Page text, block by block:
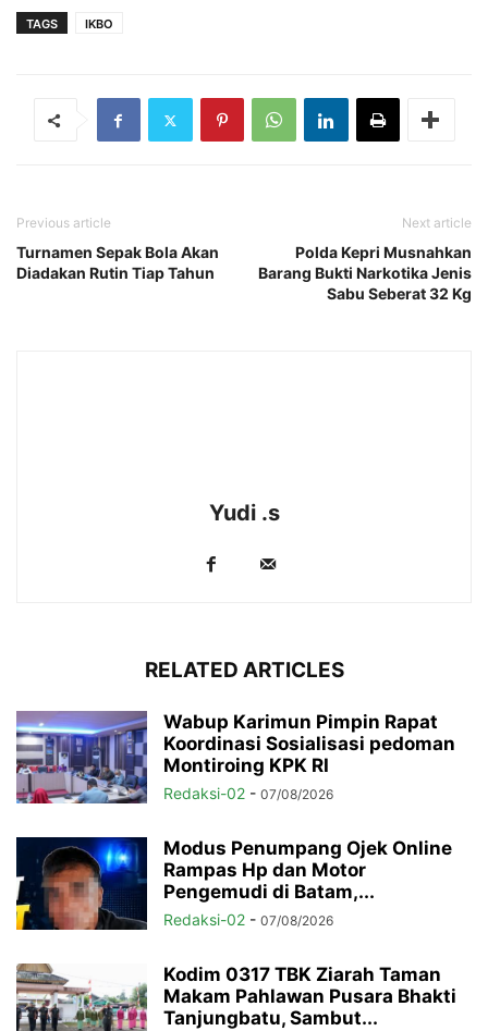
TAGS IKBO
Previous article
Turnamen Sepak Bola Akan
Diadakan Rutin Tiap Tahun
Next article
Polda Kepri Musnahkan
Barang Bukti Narkotika Jenis
Sabu Seberat 32 Kg
Yudi .s
RELATED ARTICLES
Wabup Karimun Pimpin Rapat
Koordinasi Sosialisasi pedoman
Montiroing KPK RI
Redaksi-02 - 07/08/2026
Modus Penumpang Ojek Online
Rampas Hp dan Motor
Pengemudi di Batam,...
Redaksi-02 - 07/08/2026
Kodim 0317 TBK Ziarah Taman
Makam Pahlawan Pusara Bhakti
Tanjungbatu, Sambut...